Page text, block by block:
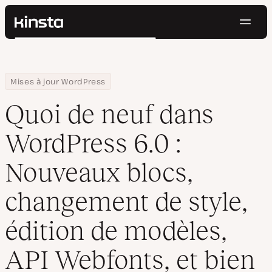
Kinsta®
Prix
Contact
Rechercher
Home
Centre de ressources
Blog
Mises à jour WordPress
Quoi de neuf dans WordPress 6.0 : Nouveaux blocs,
Quoi de neuf dans
WordPress 6.0 :
Nouveaux blocs,
changement de style,
édition de modèles,
API Webfonts, et bien